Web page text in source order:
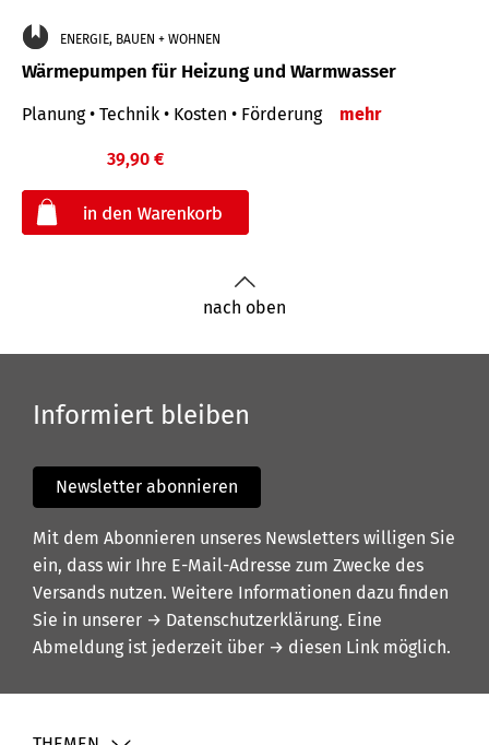
ENERGIE, BAUEN + WOHNEN
Wärmepumpen für Heizung und Warmwasser
Planung • Technik • Kosten • Förderung mehr
39,90 €
nach oben
Informiert bleiben
Newsletter abonnieren
Mit dem Abonnieren unseres Newsletters willigen Sie
ein, dass wir Ihre E-Mail-Adresse zum Zwecke des
Versands nutzen. Weitere Informationen dazu finden
Sie in unserer → Datenschutzerklärung. Eine
Abmeldung ist jederzeit über → diesen Link möglich.